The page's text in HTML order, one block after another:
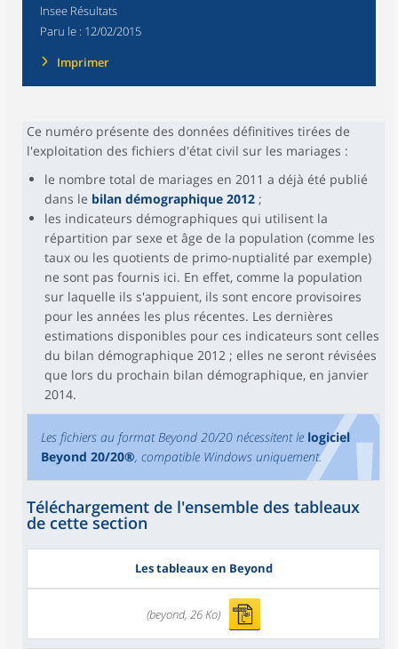
Insee Résultats
Paru le : 12/02/2015
Imprimer
Ce numéro présente des données définitives tirées de
l'exploitation des fichiers d'état civil sur les mariages :
le nombre total de mariages en 2011 a déjà été publié
dans le bilan démographique 2012 ;
les indicateurs démographiques qui utilisent la
répartition par sexe et âge de la population (comme les
taux ou les quotients de primo-nuptialité par exemple)
ne sont pas fournis ici. En effet, comme la population
sur laquelle ils s'appuient, ils sont encore provisoires
pour les années les plus récentes. Les dernières
estimations disponibles pour ces indicateurs sont celles
du bilan démographique 2012 ; elles ne seront révisées
que lors du prochain bilan démographique, en janvier
2014.
Les fichiers au format Beyond 20/20 nécessitent le logiciel
Beyond 20/20®, compatible Windows uniquement.
Téléchargement de l'ensemble des tableaux
de cette section
Les tableaux en Beyond
(beyond, 26 Ko)